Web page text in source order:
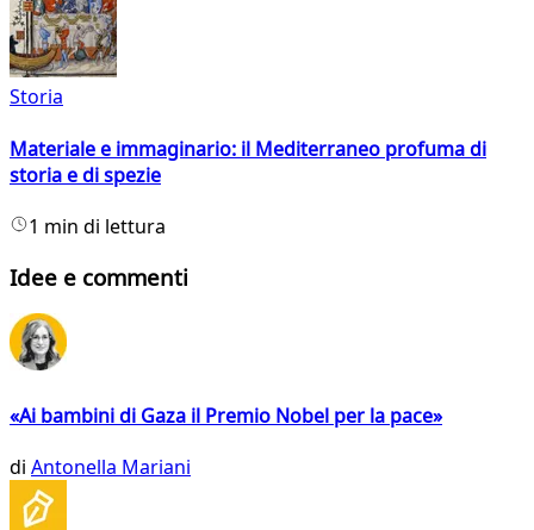
Storia
Materiale e immaginario: il Mediterraneo profuma di
storia e di spezie
1 min di lettura
Idee e commenti
«Ai bambini di Gaza il Premio Nobel per la pace»
di Antonella Mariani